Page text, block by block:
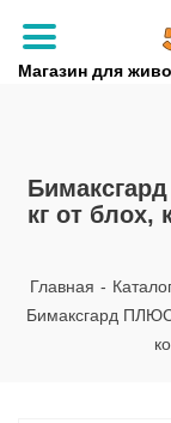
Магазин для
кг от блох,
Главная -
Бимаксгард ПЛЮС